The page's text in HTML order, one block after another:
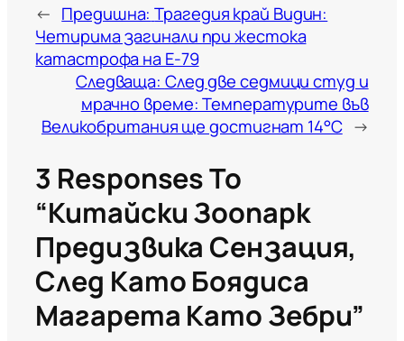
← Предишна: Трагедия край Видин:
Четирима загинали при жестока
катастрофа на Е-79
Следваща: След две седмици студ и
мрачно време: Температурите във
Великобритания ще достигнат 14°C →
3 Responses To
“Китайски Зоопарк
Предизвика Сензация,
След Като Боядиса
Магарета Като Зебри”